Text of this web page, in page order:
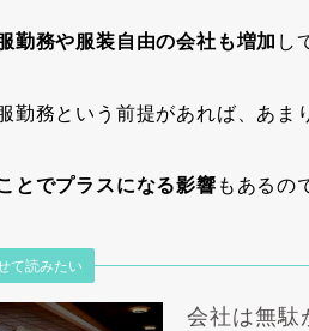
勤務や服装自由の会社も増加 し
勤務という前提があれば、あ
とでプラスになる影響 もあるの
て読みたい
会社は無駄